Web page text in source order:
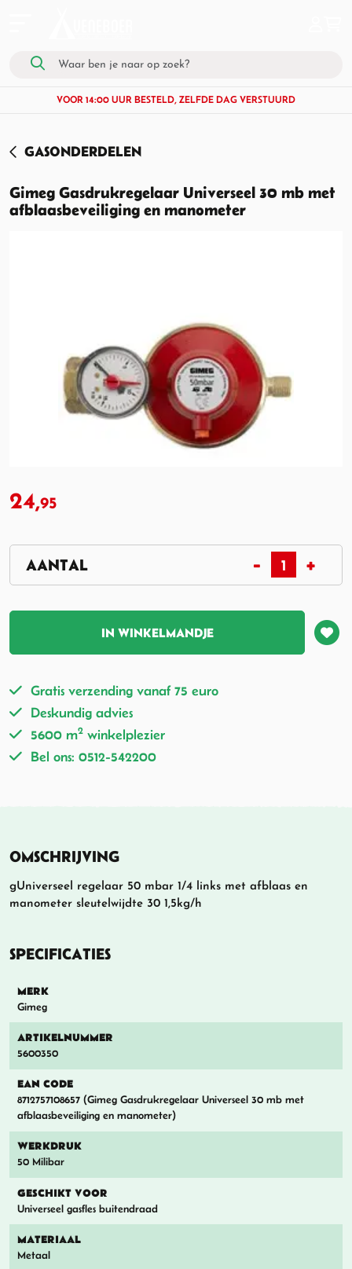
VOOR 14:00 UUR BESTELD, ZELFDE DAG VERSTUURD
GASONDERDELEN
Gimeg Gasdrukregelaar Universeel 30 mb met
afblaasbeveiliging en manometer
24,95
IN WINKELMANDJE
Gratis verzending vanaf 75 euro
Deskundig advies
5600 m2 winkelplezier
Bel ons: 0512-542200
OMSCHRIJVING
gUniverseel regelaar 50 mbar 1/4 links met afblaas en
manometer sleutelwijdte 30 1,5kg/h
SPECIFICATIES
MERK
Gimeg
ARTIKELNUMMER
5600350
EAN CODE
8712757108657 (Gimeg Gasdrukregelaar Universeel 30 mb met
afblaasbeveiliging en manometer)
WERKDRUK
50 Milibar
GESCHIKT VOOR
Universeel gasfles buitendraad
MATERIAAL
Metaal